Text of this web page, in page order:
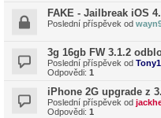
FAKE - Jailbreak iOS
Poslední příspěvek od
3g 16gb FW 3.1.2
Poslední příspěvek od Tony1
Odpovědi: 1
iPhone 2G upgrade z
Poslední příspěvek od
Odpovědi: 1